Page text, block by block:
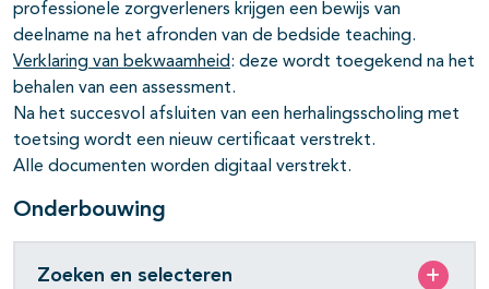
professionele zorgverleners krijgen een bewijs van
deelname na het afronden van de bedside teaching.
Verklaring van bekwaamheid: deze wordt toegekend na het
behalen van een assessment.
Na het succesvol afsluiten van een herhalingsscholing met
toetsing wordt een nieuw certificaat verstrekt.
Alle documenten worden digitaal verstrekt.
Onderbouwing
Zoeken en selecteren